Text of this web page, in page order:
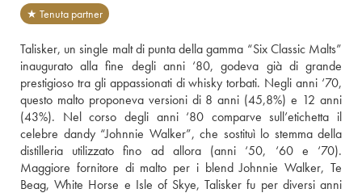
★ Tenuta partner
Talisker, un single malt di punta della gamma “Six Classic Malts”
inaugurato alla fine degli anni ‘80, godeva già di grande
prestigioso tra gli appassionati di whisky torbati. Negli anni ‘70,
questo malto proponeva versioni di 8 anni (45,8%) e 12 anni
(43%). Nel corso degli anni ‘80 comparve sull’etichetta il
celebre dandy “Johnnie Walker”, che sostituì lo stemma della
distilleria utilizzato fino ad allora (anni ‘50, ‘60 e ‘70).
Maggiore fornitore di malto per i blend Johnnie Walker, Te
Beag, White Horse e Isle of Skye, Talisker fu per diversi anni